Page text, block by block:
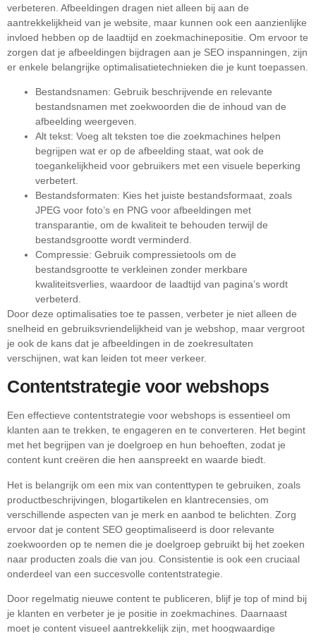
verbeteren. Afbeeldingen dragen niet alleen bij aan de
aantrekkelijkheid van je website, maar kunnen ook een aanzienlijke
invloed hebben op de laadtijd en zoekmachinepositie. Om ervoor te
zorgen dat je afbeeldingen bijdragen aan je SEO inspanningen, zijn
er enkele belangrijke optimalisatietechnieken die je kunt toepassen.
Bestandsnamen: Gebruik beschrijvende en relevante
bestandsnamen met zoekwoorden die de inhoud van de
afbeelding weergeven.
Alt tekst: Voeg alt teksten toe die zoekmachines helpen
begrijpen wat er op de afbeelding staat, wat ook de
toegankelijkheid voor gebruikers met een visuele beperking
verbetert.
Bestandsformaten: Kies het juiste bestandsformaat, zoals
JPEG voor foto’s en PNG voor afbeeldingen met
transparantie, om de kwaliteit te behouden terwijl de
bestandsgrootte wordt verminderd.
Compressie: Gebruik compressietools om de
bestandsgrootte te verkleinen zonder merkbare
kwaliteitsverlies, waardoor de laadtijd van pagina’s wordt
verbeterd.
Door deze optimalisaties toe te passen, verbeter je niet alleen de
snelheid en gebruiksvriendelijkheid van je webshop, maar vergroot
je ook de kans dat je afbeeldingen in de zoekresultaten
verschijnen, wat kan leiden tot meer verkeer.
Contentstrategie voor webshops
Een effectieve contentstrategie voor webshops is essentieel om
klanten aan te trekken, te engageren en te converteren. Het begint
met het begrijpen van je doelgroep en hun behoeften, zodat je
content kunt creëren die hen aanspreekt en waarde biedt.
Het is belangrijk om een mix van contenttypen te gebruiken, zoals
productbeschrijvingen, blogartikelen en klantrecensies, om
verschillende aspecten van je merk en aanbod te belichten. Zorg
ervoor dat je content SEO geoptimaliseerd is door relevante
zoekwoorden op te nemen die je doelgroep gebruikt bij het zoeken
naar producten zoals die van jou. Consistentie is ook een cruciaal
onderdeel van een succesvolle contentstrategie.
Door regelmatig nieuwe content te publiceren, blijf je top of mind bij
je klanten en verbeter je je positie in zoekmachines. Daarnaast
moet je content visueel aantrekkelijk zijn, met hoogwaardige